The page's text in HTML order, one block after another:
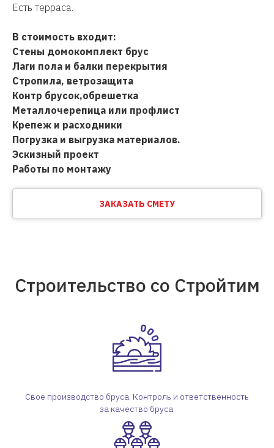
Есть терраса.
В стоимость входит:
Стены домокомплект брус
Лаги пола и балки перекрытия
Стропила, ветрозащита
Контр брусок,обрешетка
Металлочерепица или профлист
Крепеж и расходники
Погрузка и выгрузка материалов.
Эскизный проект
Работы по монтажу
ЗАКАЗАТЬ СМЕТУ
Строительство со Стройтим
Свое производство бруса. Контроль и ответственность
за качество бруса.